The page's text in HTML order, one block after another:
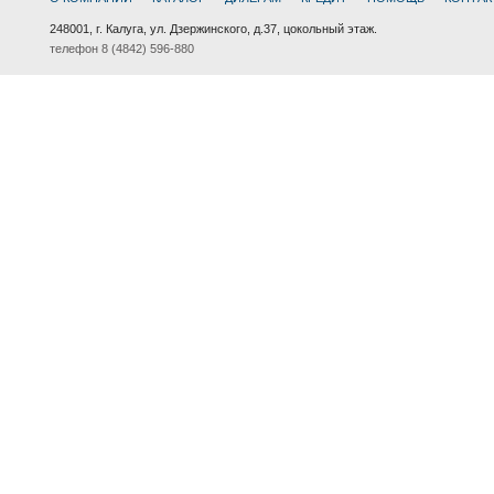
248001, г. Калуга, ул. Дзержинского, д.37, цокольный этаж.
телефон 8 (4842) 596-880